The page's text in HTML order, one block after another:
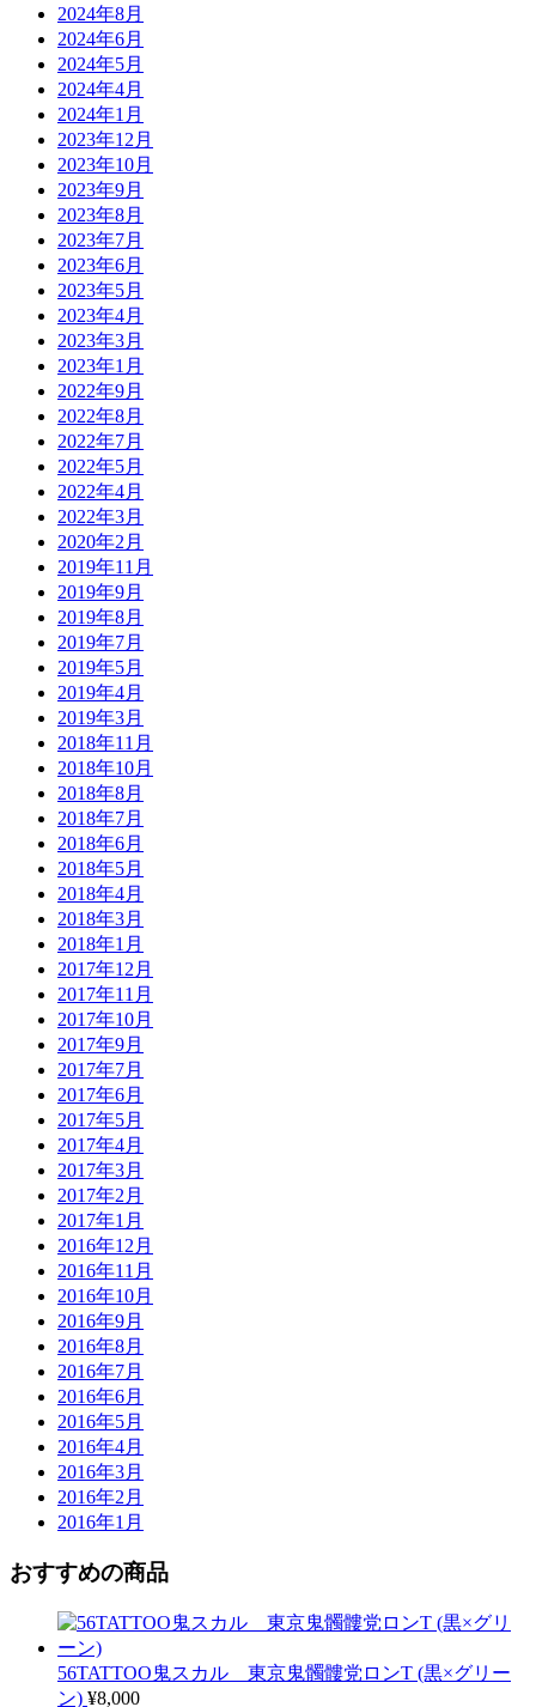
2024年8月
2024年6月
2024年5月
2024年4月
2024年1月
2023年12月
2023年10月
2023年9月
2023年8月
2023年7月
2023年6月
2023年5月
2023年4月
2023年3月
2023年1月
2022年9月
2022年8月
2022年7月
2022年5月
2022年4月
2022年3月
2020年2月
2019年11月
2019年9月
2019年8月
2019年7月
2019年5月
2019年4月
2019年3月
2018年11月
2018年10月
2018年8月
2018年7月
2018年6月
2018年5月
2018年4月
2018年3月
2018年1月
2017年12月
2017年11月
2017年10月
2017年9月
2017年7月
2017年6月
2017年5月
2017年4月
2017年3月
2017年2月
2017年1月
2016年12月
2016年11月
2016年10月
2016年9月
2016年8月
2016年7月
2016年6月
2016年5月
2016年4月
2016年3月
2016年2月
2016年1月
おすすめの商品
56TATTOO鬼スカル 東京鬼髑髏党ロンT (黒×グリー
ン) ¥8,000